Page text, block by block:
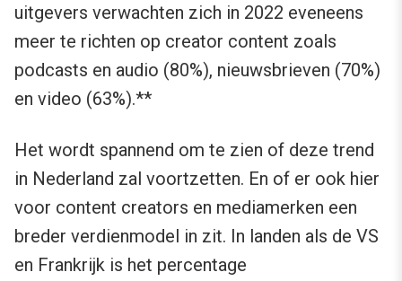
uitgevers verwachten zich in 2022 eveneens
meer te richten op creator content zoals
podcasts en audio (80%), nieuwsbrieven (70%)
en video (63%).**
Het wordt spannend om te zien of deze trend
in Nederland zal voortzetten. En of er ook hier
voor content creators en mediamerken een
breder verdienmodel in zit. In landen als de VS
en Frankrijk is het percentage